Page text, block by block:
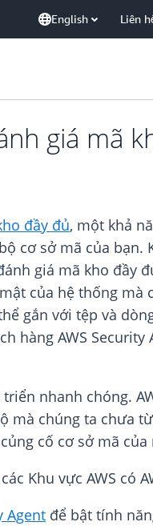
English Liên
giá mã
đầy đủ, một khả
cơ sở mã của
giá mã kho đầy
của hệ thống
gắn với tệp và
hàng AWS
nhanh chóng.
chúng ta chưa
cố cơ sở mã
Khu vực AWS có
Agent để bật tính